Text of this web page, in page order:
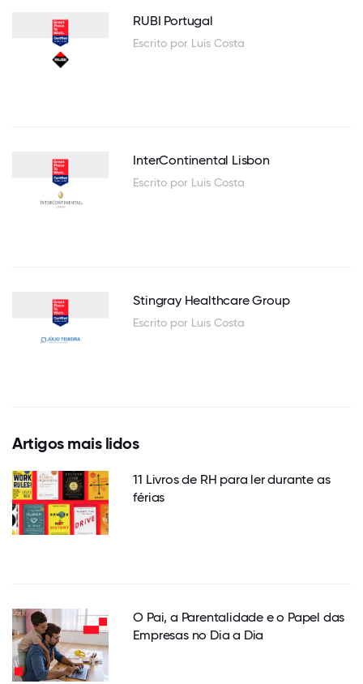
RUBI Portugal
Escrito por Luis Costa
InterContinental Lisbon
Escrito por Luis Costa
Stingray Healthcare Group
Escrito por Luis Costa
Artigos mais lidos
11 Livros de RH para ler durante as
férias
O Pai, a Parentalidade e o Papel das
Empresas no Dia a Dia